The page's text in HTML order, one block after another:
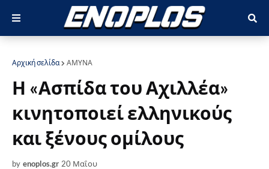
Αρχική σελίδα ΑΜΥΝΑ
Η «Ασπίδα του Αχιλλέα»
κινητοποιεί ελληνικούς
και ξένους ομίλους
by enoplos.gr 20 Μαΐου